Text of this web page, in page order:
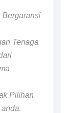
Bergaransi
Tenaga
Pilihan